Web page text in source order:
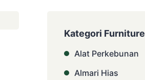
Kategori Furniture
Alat Perkebunan
Almari Hias